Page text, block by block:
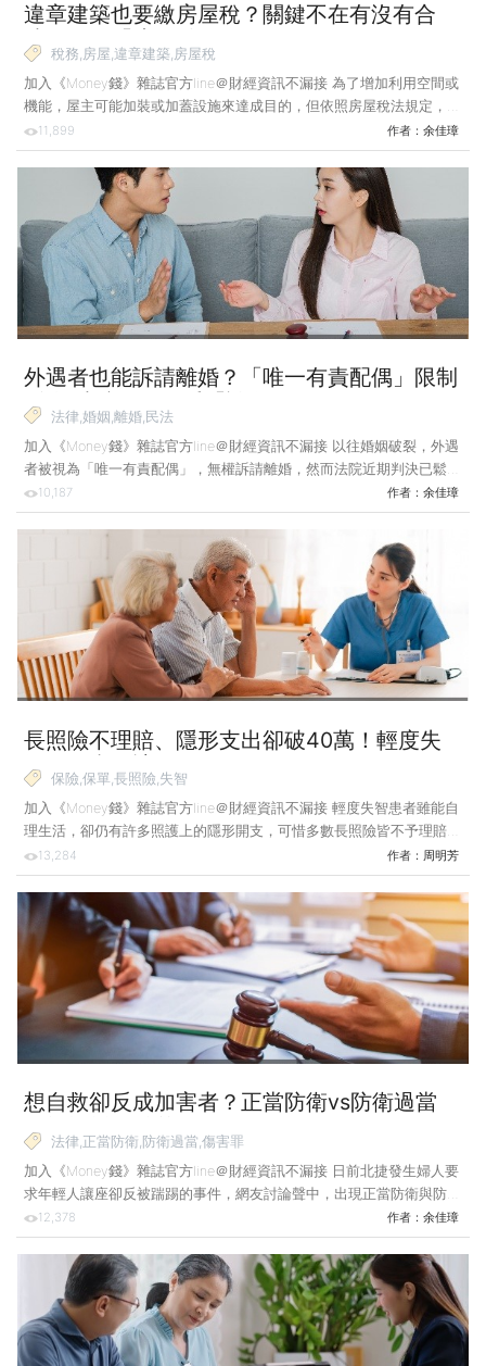
違章建築也要繳房屋稅？關鍵不在有沒有合
法，而是「這一點」！
稅務,房屋,違章建築,房屋稅
加入《Money錢》雜誌官方line＠財經資訊不漏接 為了增加利用空間或
機能，屋主可能加裝或加蓋設施來達成目的，但依照房屋稅法規定，只
要是增加房屋使用價值的建築物，即有可能被課徵房屋稅，民眾最好多
加留意。 案例說明：承租倉庫 發現鐵皮屋也須繳納房屋稅 小葉是一
名網路賣家，近來因常舉辦促銷活動及擔任團購主，網路商場的生意越
來越好，急需租用一個倉庫存放商品，以便及時出貨。小葉找到了一間
建築物旁的鐵皮屋，很適合當倉庫，於是跟屋主接洽租賃，且獲得租金
報價，但小葉認為租金比想像中來得高，房東表明是因為鐵皮屋也須繳
納房屋稅，故將稅金納入租金計算，讓小葉感到十分驚訝
11,899 作者： 余佳璋
外遇者也能訴請離婚？「唯一有責配偶」限制
鬆綁 法院不再只看「誰有錯」！
法律,婚姻,離婚,民法
加入《Money錢》雜誌官方line＠財經資訊不漏接 以往婚姻破裂，外遇
者被視為「唯一有責配偶」，無權訴請離婚，然而法院近期判決已鬆綁
此限制，讓有責配偶在特定情況下也能主動訴離，不過判決結果仍需視
個案而定。 前陣子一對年輕藝人夫妻，因女方外遇狀況遭揭露，引發
兩人爭辯並迅速成為網路話題。網友討論焦點包括外遇有錯在先的人可
否訴請離婚，以及外遇是否為雙方婚姻裂痕的唯一原因。實際生活中也
可能出現類似情況，但《民法》的限制與憲法法庭的最新判決，將使請
求離婚的途徑產生變化。 《民法》對於配偶雙方無法協議離婚的情
形，規定擬離婚的一方僅能以訴請裁判離婚的方式達成離婚目
10,187 作者： 余佳璋
長照險不理賠、隱形支出卻破40萬！輕度失
智保單真的該買嗎？
保險,保單,長照險,失智
加入《Money錢》雜誌官方line＠財經資訊不漏接 輕度失智患者雖能自
理生活，卻仍有許多照護上的隱形開支，可惜多數長照險皆不予理賠。
不過近年2家壽險公司分別推出可賠輕度失智的保單，保障範圍及費用
如何，值得買嗎？ 電視劇《忘了我記得》深刻描繪平凡家庭面對失智
症的挑戰與親情羈絆。劇中秦漢飾演的父親在失智症初期就常因為跌
倒、找不到錢包以為家遭小偷等事情，讓女兒（謝盈萱飾演）奔波於工
作場所與住家，甚至必須常常請假，影響收入。 戲劇反應真實人生，
許多人以為輕度失智患者生活還能自理，不需要花什麼照顧費用，但其
實仍有許多隱形支出，比如家庭照顧者被迫請假所造成的薪資
13,284 作者： 周明芳
想自救卻反成加害者？正當防衛vs防衛過當
律師揭露關鍵差異！
法律,正當防衛,防衛過當,傷害罪
加入《Money錢》雜誌官方line＠財經資訊不漏接 日前北捷發生婦人要
求年輕人讓座卻反被踹踢的事件，網友討論聲中，出現正當防衛與防衛
過當的界線問題。律師提醒，採取防衛手段不能逾越必要程度，否則可
能構成傷害罪。 案例說明：趴車追債遭甩落 構成防衛過當？ 小帥因
小明積欠其債務尚未清償，多次催討沒有回應，某日偶然見小明駕車經
過，小帥想逼他下車談判，強行跳上車趴附在引擎蓋上，以阻擋車輛前
進。小明雖然害怕，也擔心小帥會摔下車，但還是在路中央急速迴轉，
小帥被甩落地面，頭部也因此著地受傷…… 遇到威脅時，本能會想自
保，但防衛與反擊
12,378 作者： 余佳璋